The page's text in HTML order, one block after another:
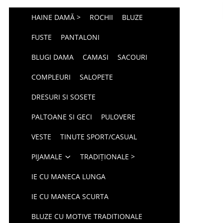
HAINE DAMĂ > ROCHII BLUZE
FUSTE PANTALONI
BLUGI DAMA CAMASI SACOURI
COMPLEURI SALOPETE
DRESURI SI SOSETE
PALTOANE SI GECI PULOVERE
VESTE TINUTE SPORT/CASUAL
PIJAMALE TRADIȚIONALE >
IE CU MANECA LUNGA
IE CU MANECA SCURTA
BLUZE CU MOTIVE TRADITIONALE